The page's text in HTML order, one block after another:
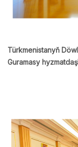
Türkmenistanyň
Guramasy